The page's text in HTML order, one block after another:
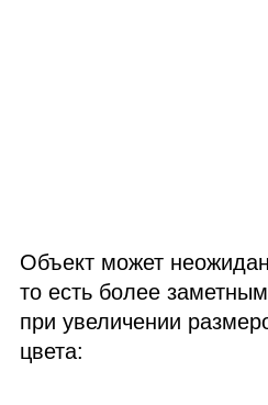
Объект может
то есть более
при увеличении
цвета: